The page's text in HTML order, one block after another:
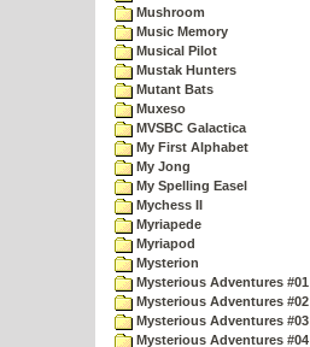
Mushroom
Music Memory
Musical Pilot
Mustak Hunters
Mutant Bats
Muxeso
MVSBC Galactica
My First Alphabet
My Jong
My Spelling Easel
Mychess II
Myriapede
Myriapod
Mysterion
Mysterious Adventures
Mysterious Adventures
Mysterious Adventures
Mysterious Adventures